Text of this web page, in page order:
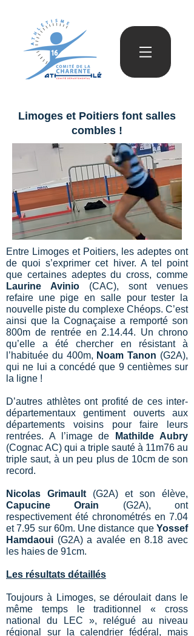
Limoges et Poitiers font salles
combles !
Entre Limoges et Poitiers, les adeptes ont
de quoi s’exprimer cet hiver. A tel point
que certaines adeptes du cross, comme
Laurine Avinio (CAC), sont venues
refaire une pige en salle pour tester la
nouvelle piste du complexe Chéops. C’est
ainsi que la Cognaçaise a remporté son
800m de rentrée en 2.14.44. Un chrono
qu’elle a été chercher en résistant à
l’habituée du 400m, Noam Tanon (G2A),
qui ne lui a concédé que 9 centièmes sur
la ligne !
D’autres athlètes ont profité de ces inter-
départementaux gentiment ouverts aux
départements voisins pour faire leurs
rentrées. A l’image de Mathilde Aubry
(Cognac AC) qui a triple sauté à 11m76 au
triple saut, à un peu plus de 10cm de son
record.
Nicolas Grimault (G2A) et son élève,
Capucine Orain (G2A), ont
respectivement été chronométrés en 7.04
et 7.95 sur 60m. Une distance que Yossef
Hamdaoui (G2A) a avalée en 8.18 avec
les haies de 91cm.
Les résultats détaillés
Toujours à Limoges, se déroulait dans le
même temps le traditionnel « cross
national du LEC », relégué au niveau
régional sur la calendrier fédéral, mais